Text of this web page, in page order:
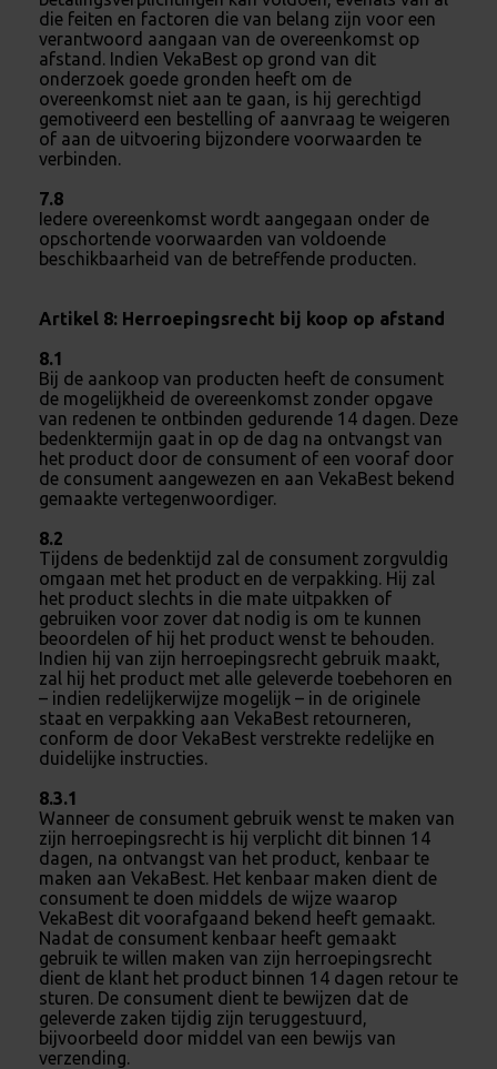
die feiten en factoren die van belang zijn voor een
verantwoord aangaan van de overeenkomst op
afstand. Indien VekaBest op grond van dit
onderzoek goede gronden heeft om de
overeenkomst niet aan te gaan, is hij gerechtigd
gemotiveerd een bestelling of aanvraag te weigeren
of aan de uitvoering bijzondere voorwaarden te
verbinden.
7.8
Iedere overeenkomst wordt aangegaan onder de
opschortende voorwaarden van voldoende
beschikbaarheid van de betreffende producten.
Artikel 8: Herroepingsrecht bij koop op afstand
8.1
Bij de aankoop van producten heeft de consument
de mogelijkheid de overeenkomst zonder opgave
van redenen te ontbinden gedurende 14 dagen. Deze
bedenktermijn gaat in op de dag na ontvangst van
het product door de consument of een vooraf door
de consument aangewezen en aan VekaBest bekend
gemaakte vertegenwoordiger.
8.2
Tijdens de bedenktijd zal de consument zorgvuldig
omgaan met het product en de verpakking. Hij zal
het product slechts in die mate uitpakken of
gebruiken voor zover dat nodig is om te kunnen
beoordelen of hij het product wenst te behouden.
Indien hij van zijn herroepingsrecht gebruik maakt,
zal hij het product met alle geleverde toebehoren en
– indien redelijkerwijze mogelijk – in de originele
staat en verpakking aan VekaBest retourneren,
conform de door VekaBest verstrekte redelijke en
duidelijke instructies.
8.3.1
Wanneer de consument gebruik wenst te maken van
zijn herroepingsrecht is hij verplicht dit binnen 14
dagen, na ontvangst van het product, kenbaar te
maken aan VekaBest. Het kenbaar maken dient de
consument te doen middels de wijze waarop
VekaBest dit voorafgaand bekend heeft gemaakt.
Nadat de consument kenbaar heeft gemaakt
gebruik te willen maken van zijn herroepingsrecht
dient de klant het product binnen 14 dagen retour te
sturen. De consument dient te bewijzen dat de
geleverde zaken tijdig zijn teruggestuurd,
bijvoorbeeld door middel van een bewijs van
verzending.